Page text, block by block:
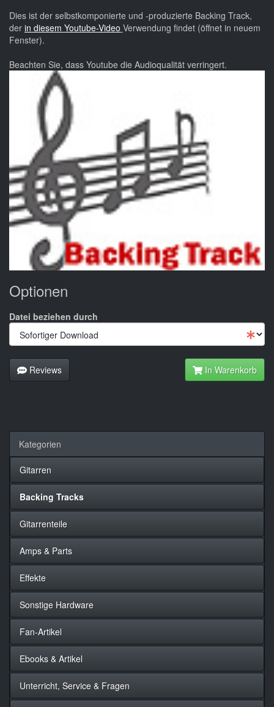
Dies ist der selbstkomponierte und -produzierte Backing Track,
der in diesem Youtube-Video Verwendung findet (öffnet in neuem
Fenster).
Beachten Sie, dass Youtube die Audioqualität verringert.
Optionen
Datei beziehen durch
Reviews In Warenkorb
Kategorien
Gitarren
Backing Tracks
Gitarrenteile
Amps & Parts
Effekte
Sonstige Hardware
Fan-Artikel
Ebooks & Artikel
Unterricht, Service & Fragen